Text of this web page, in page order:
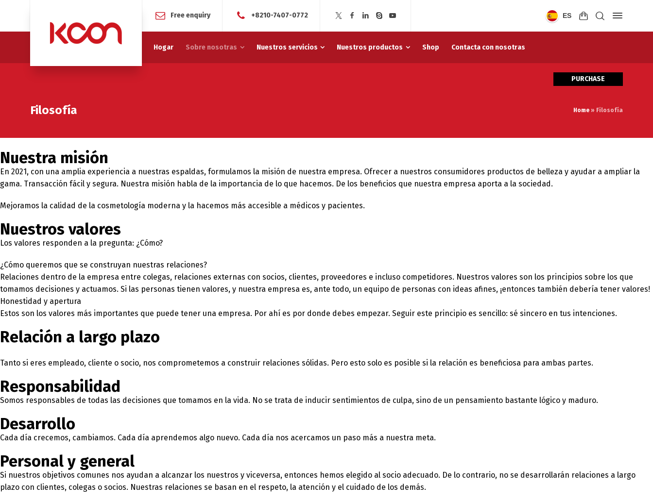
Free enquiry +8210-7407-0772 ES
Hogar Sobre nosotras Nuestros servicios Nuestros productos Shop Contacta con nosotras
PURCHASE
Filosofía Home » Filosofía
Nuestra misión
En 2021, con una amplia experiencia a nuestras espaldas, formulamos la misión de nuestra empresa. Ofrecer a nuestros consumidores productos de belleza y ayudar a ampliar la
gama. Transacción fácil y segura. Nuestra misión habla de la importancia de lo que hacemos. De los beneficios que nuestra empresa aporta a la sociedad.
Mejoramos la calidad de la cosmetología moderna y la hacemos más accesible a médicos y pacientes.
Nuestros valores
Los valores responden a la pregunta: ¿Cómo?
¿Cómo queremos que se construyan nuestras relaciones?
Relaciones dentro de la empresa entre colegas, relaciones externas con socios, clientes, proveedores e incluso competidores. Nuestros valores son los principios sobre los que
tomamos decisiones y actuamos. Si las personas tienen valores, y nuestra empresa es, ante todo, un equipo de personas con ideas afines, ¡entonces también debería tener valores!
Honestidad y apertura
Estos son los valores más importantes que puede tener una empresa. Por ahí es por donde debes empezar. Seguir este principio es sencillo: sé sincero en tus intenciones.
Relación a largo plazo
Tanto si eres empleado, cliente o socio, nos comprometemos a construir relaciones sólidas. Pero esto solo es posible si la relación es beneficiosa para ambas partes.
Responsabilidad
Somos responsables de todas las decisiones que tomamos en la vida. No se trata de inducir sentimientos de culpa, sino de un pensamiento bastante lógico y maduro.
Desarrollo
Cada día crecemos, cambiamos. Cada día aprendemos algo nuevo. Cada día nos acercamos un paso más a nuestra meta.
Personal y general
Si nuestros objetivos comunes nos ayudan a alcanzar los nuestros y viceversa, entonces hemos elegido al socio adecuado. De lo contrario, no se desarrollarán relaciones a largo
plazo con clientes, colegas o socios. Nuestras relaciones se basan en el respeto, la atención y el cuidado de los demás.